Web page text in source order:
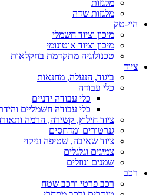
מלגזות
מלגזות שדה
היי-טק
מיכון וציוד חשמלי
מיכון וציוד אוטונומי
טכנולוגיה מתקדמת בחקלאות
ציוד
ביגוד, הנעלה, מחנאות
כלי עבודה
כלי עבודה ידניים
כלי עבודה חשמליים
ציוד חילוץ, קשירה, הרמה
גנרטורים ומדחסים
ציוד שאיבה, שטיפה וניקוי
צמיגים וגלגלים
שמנים ונוזלים
רכב
רכב פרטי ורכב שטח